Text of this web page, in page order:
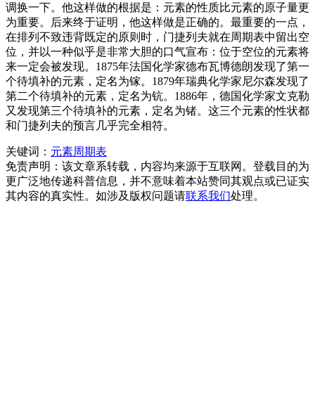
调换一下。他这样做的根据是：元素的性质比元素的原子量更
为重要。后来终于证明，他这样做是正确的。最重要的一点，
在排列不致违背既定的原则时，门捷列夫就在周期表中留出空
位，并以一种似乎是非常大胆的口气宣布：位于空位的元素将
来一定会被发现。1875年法国化学家德布瓦博德朗发现了第一
个待填补的元素，定名为镓。1879年瑞典化学家尼尔森发现了
第二个待填补的元素，定名为钪。1886年，德国化学家文克勒
又发现第三个待填补的元素，定名为锗。这三个元素的性状都
和门捷列夫的预言几乎完全相符。
关键词： 元素周期表
免责声明：该文章系转载，内容均来源于互联网。登载目的为
更广泛地传递科普信息，并不意味着本站赞同其观点或已证实
其内容的真实性。如涉及版权问题请联系我们处理。